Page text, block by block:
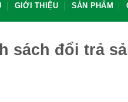
GIỚI THIỆU SẢN PHẨM
sách đổi trả